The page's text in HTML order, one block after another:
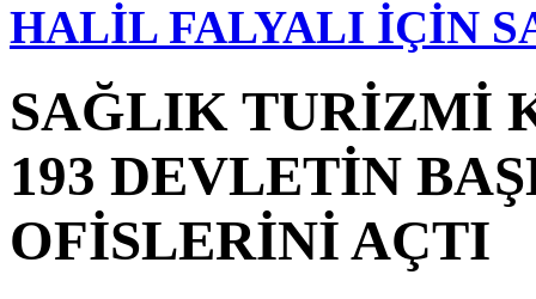
HALİL FALYALI İÇİN
SAĞLIK TURİZMİ
193 DEVLETİN
OFİSLERİNİ AÇTI